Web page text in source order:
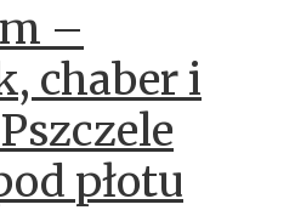
–
chaber i
płotu